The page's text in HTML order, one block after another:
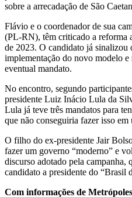
sobre a arrecadação de São
Flávio e o coordenador de sua
(PL-RN), têm criticado a reforma
de 2023. O candidato já sinalizou
implementação do novo modelo e
eventual mandato.
No encontro, segundo
presidente Luiz Inácio Lula da
Lula já teve três mandatos para
que não conseguiria fazer isso
O filho do ex-presidente Jair
fazer um governo “moderno” e
discurso adotado pela campanha,
candidato a presidente do “Brasil
Com informações de Metrópoles